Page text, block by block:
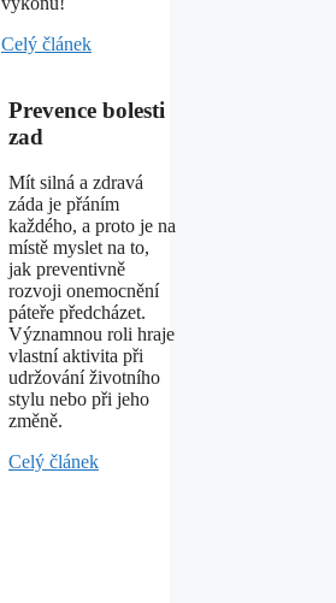
Celý článek
Prevence bolesti
zad
Mít silná a zdravá
záda je přáním
každého, a proto je na
místě myslet na to,
jak preventivně
rozvoji onemocnění
páteře předcházet.
Významnou roli hraje
vlastní aktivita při
udržování životního
stylu nebo při jeho
změně.
Celý článek